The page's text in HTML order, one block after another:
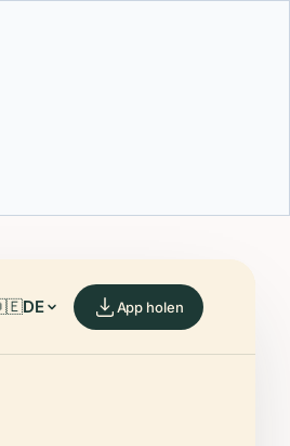
DE App holen